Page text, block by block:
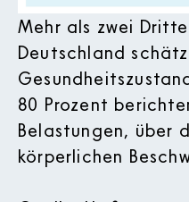
Mehr als zwei
Deutschland
80 Prozent
Belastungen, über
körperlichen